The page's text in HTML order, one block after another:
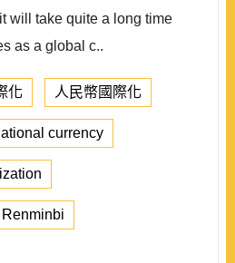
will take quite a long time
as a global c..
化 人民幣國際化
currency